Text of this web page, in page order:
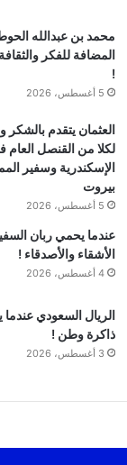
محمد بن عبدالله
المضافة للفكر
!
5 أغسطس، 2026
العثمان يتقدم بالشكر
لكلا من القنصل العام
الإسكندرية وسفير
بيروت
5 أغسطس، 2026
عندما يحمي ربان
الأشقاء والأصدقاء !
4 أغسطس، 2026
الريال السعودي
ذاكرة وطن !
3 أغسطس، 2026